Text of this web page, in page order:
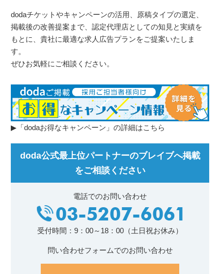
dodaチケットやキャンペーンの活用、原稿タイプの選定、
掲載後の改善提案まで、認定代理店としての知見と実績を
もとに、貴社に最適な求人広告プランをご提案いたしま
す。
ぜひお気軽にご相談ください。
▶「dodaお得なキャンペーン」の詳細はこちら
doda公式最上位パートナーのブレイブへ掲載
をご相談ください
電話でのお問い合わせ
受付時間：9：00～18：00（土日祝お休み）
問い合わせフォームでのお問い合わせ